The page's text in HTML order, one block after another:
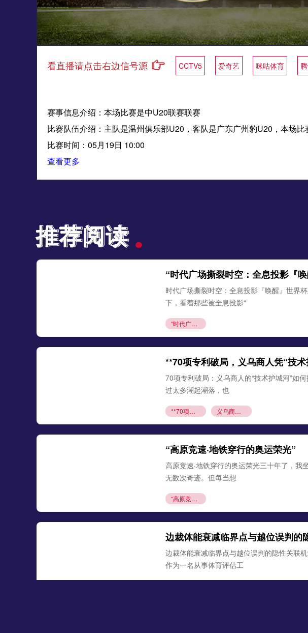
看直播请点击右边信号源 CCTV5 爱奇艺 咪咕体育
赛事信息介绍：本场比赛是中U20联赛联赛
比赛队伍介绍：主队是温州俱乐部U20，客队是广东广州豹U20，本场
比赛时间：05月19日 10:00
查看更多
推荐阅读
推荐阅读
“时代广场撕裂时空：全息投影『
时代广场撕裂时空：全息投影『唤醒』世界
下，看着那些被全息投影“
“时代广场撕裂时空：全息投影『唤醒』世界杯永恒瞬间”
**70项专利破局，义乌商人凭“技
70项专利破局：义乌商人的“技术护城河”如
过太多潮起潮落，也
**70项专利破局 义乌商人凭“技术护城河”撬动政府千万订单**
“高原竞速·地铁穿行的奥运荣光”
高原竞速·地铁穿行的奥运荣光三十年了，
无数次奇迹。但每当想
“高原竞速·地铁穿行的奥运荣光”
边裁体能衰减临界点与越位误判的隐性关
作为一名从事体育评估工